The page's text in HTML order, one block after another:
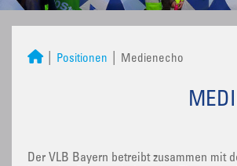
Positionen Medienecho
Der VLB Bayern betreibt zusammen mit